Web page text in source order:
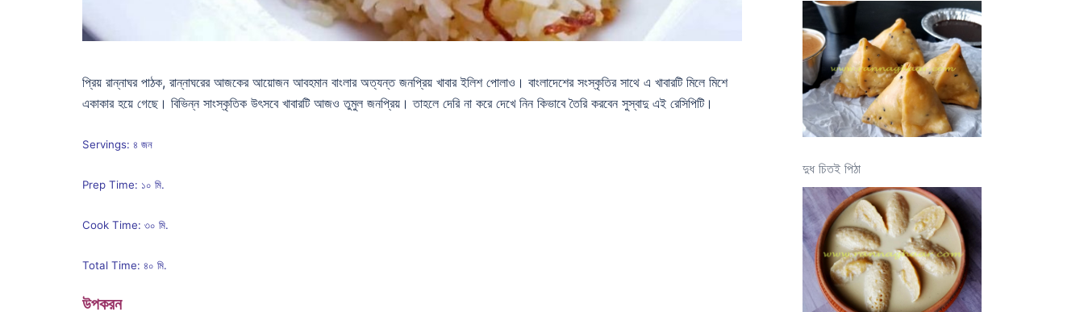
প্রিয় রান্নাঘর পাঠক, রান্নাঘরের আজকের আয়োজন আবহমান বাংলার অত্যন্ত জনপ্রিয় খাবার ইলিশ পোলাও। বাংলাদেশের সংস্কৃতির সাথে এ খাবারটি মিলে মিশে
একাকার হয়ে গেছে। বিভিন্ন সাংস্কৃতিক উৎসবে খাবারটি আজও তুমুল জনপ্রিয়। তাহলে দেরি না করে দেখে নিন কিভাবে তৈরি করবেন সুস্বাদু এই রেসিপিটি।
Servings: ৪ জন
Prep Time: ১০ মি.
Cook Time: ৩০ মি.
Total Time: ৪০ মি.
উপকরন
দুধ চিতই পিঠা